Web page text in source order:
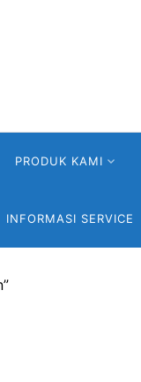
PRODUK KAMI
INFORMASI SERVICE